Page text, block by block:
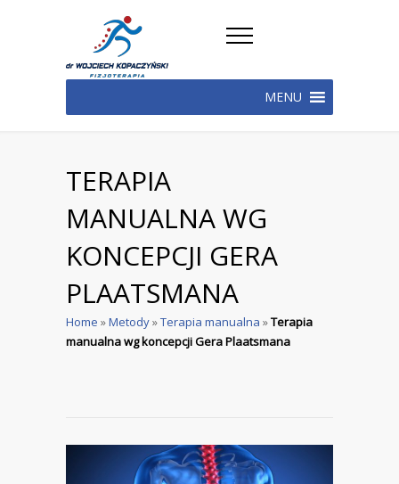
MENU
TERAPIA
MANUALNA WG
KONCEPCJI GERA
PLAATSMANA
Home »Metody»Terapia manualna »Terapia
manualna wg koncepcji Gera Plaatsmana